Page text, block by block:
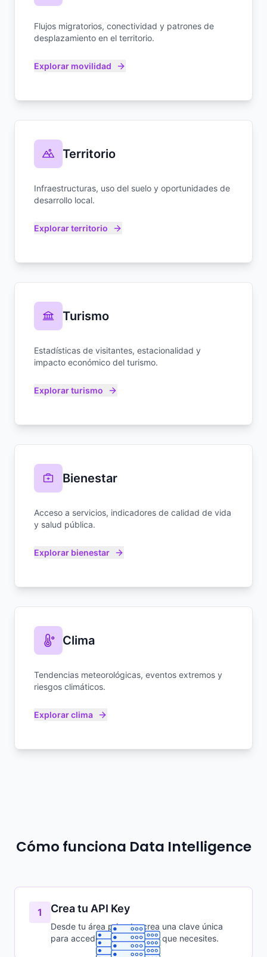
Flujos migratorios, conectividad y patrones de
desplazamiento en el territorio.
Explorar movilidad
Territorio
Infraestructuras, uso del suelo y oportunidades de
desarrollo local.
Explorar territorio
Turismo
Estadísticas de visitantes, estacionalidad y
impacto económico del turismo.
Explorar turismo
Bienestar
Acceso a servicios, indicadores de calidad de vida
y salud pública.
Explorar bienestar
Clima
Tendencias meteorológicas, eventos extremos y
riesgos climáticos.
Explorar clima
Cómo funciona Data Intelligence
1 Crea tu API Key
Desde tu área privada, crea una clave única
para acceder a los datasets que necesites.